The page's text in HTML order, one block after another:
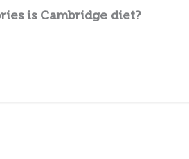
is Cambridge diet?